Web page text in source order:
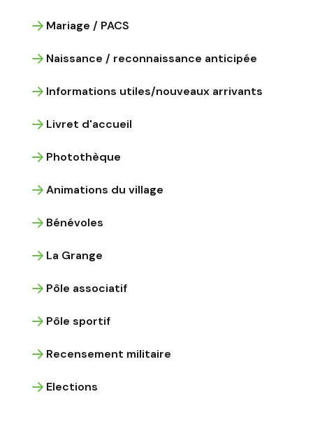
Mariage / PACS
Naissance / reconnaissance anticipée
Informations utiles/nouveaux arrivants
Livret d'accueil
Photothèque
Animations du village
Bénévoles
La Grange
Pôle associatif
Pôle sportif
Recensement militaire
Elections